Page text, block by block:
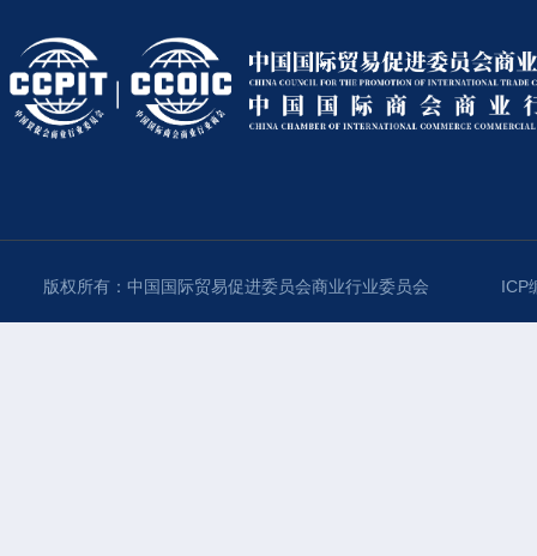
版权所有：中国国际贸易促进委员会商业行业委员会 ICP